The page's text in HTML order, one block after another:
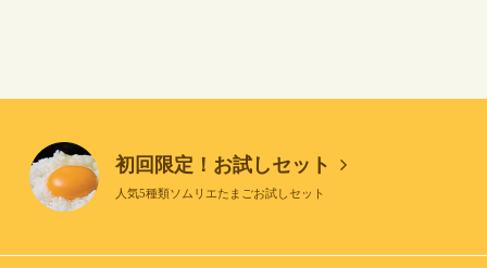
初回限定！お試しセット
人気5種類ソムリエたまごお試しセット